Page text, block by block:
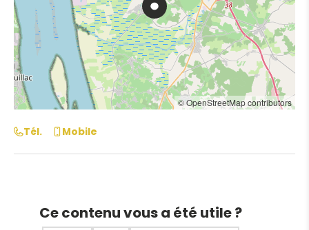
© OpenStreetMap contributors
Tél. Mobile
Ce contenu vous a été utile ?